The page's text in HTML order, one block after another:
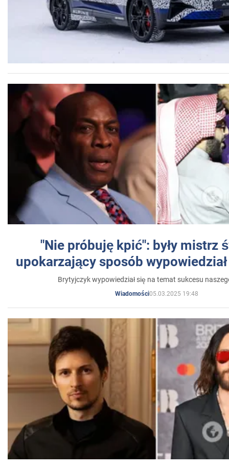
"Nie próbuję kpić": były mistrz
upokarzający sposób
Brytyjczyk wypowiedział się na temat sukcesu
Wiadomości05.03.2025 19:48